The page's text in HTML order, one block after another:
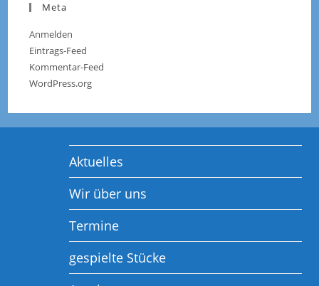
Meta
Anmelden
Eintrags-Feed
Kommentar-Feed
WordPress.org
Aktuelles
Wir über uns
Termine
gespielte Stücke